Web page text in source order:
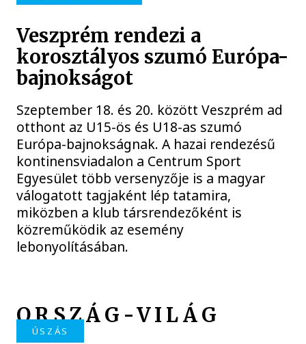
Veszprém rendezi a
korosztályos szumó Európa-
bajnokságot
Szeptember 18. és 20. között Veszprém ad
otthont az U15-ös és U18-as szumó
Európa-bajnokságnak. A hazai rendezésű
kontinensviadalon a Centrum Sport
Egyesület több versenyzője is a magyar
válogatott tagjaként lép tatamira,
miközben a klub társrendezőként is
közreműködik az esemény
lebonyolításában.
ORSZÁG-VILÁG
ÚSZÁS